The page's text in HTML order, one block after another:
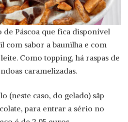
Páscoa que fica disponível
com sabor a baunilha e com
Como topping, há raspas de
caramelizadas.
(neste caso, do gelado) sãp
para entrar a sério no